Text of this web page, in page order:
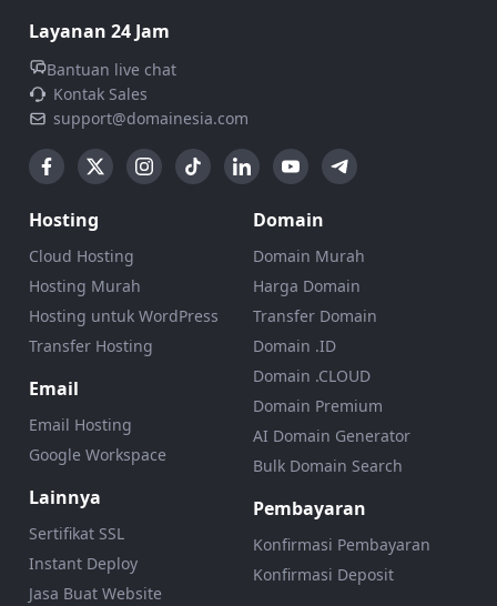
Layanan 24 Jam
Bantuan live chat
Kontak Sales
support@domainesia.com
Hosting
Cloud Hosting
Hosting Murah
Hosting untuk WordPress
Transfer Hosting
Email
Email Hosting
Google Workspace
Lainnya
Sertifikat SSL
Instant Deploy
Jasa Buat Website
Domain
Domain Murah
Harga Domain
Transfer Domain
Domain .ID
Domain .CLOUD
Domain Premium
AI Domain Generator
Bulk Domain Search
Pembayaran
Konfirmasi Pembayaran
Konfirmasi Deposit